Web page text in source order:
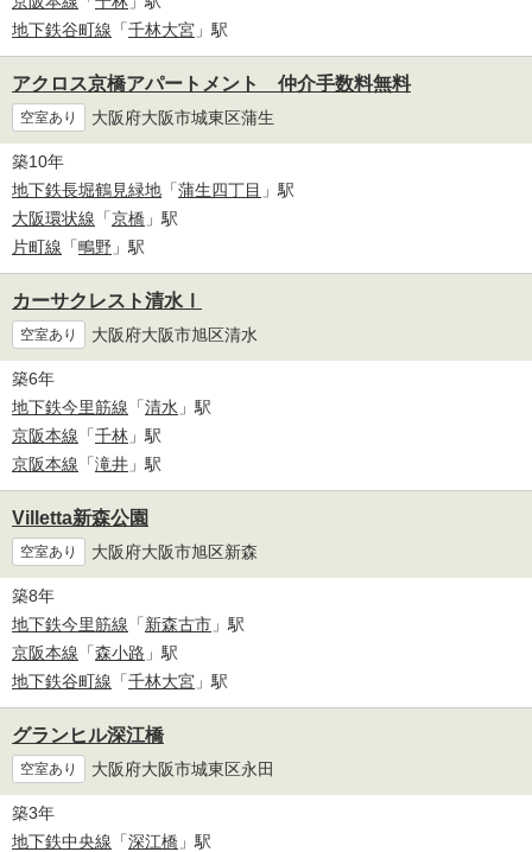
地下鉄谷町線 「千林大宮 」駅
アクロス京橋アパートメント 仲介手数料無料
空室あり 大阪府大阪市城東区蒲生
築10年
地下鉄長堀鶴見緑地 「蒲生四丁目 」駅
大阪環状線 「京橋 」駅
片町線 「鴫野 」駅
カーサクレスト清水Ⅰ
空室あり 大阪府大阪市旭区清水
築6年
地下鉄今里筋線 「清水 」駅
京阪本線 「千林 」駅
京阪本線 「滝井 」駅
Villetta新森公園
空室あり 大阪府大阪市旭区新森
築8年
地下鉄今里筋線 「新森古市 」駅
京阪本線 「森小路 」駅
地下鉄谷町線 「千林大宮 」駅
グランヒル深江橋
空室あり 大阪府大阪市城東区永田
築3年
地下鉄中央線 「深江橋 」駅